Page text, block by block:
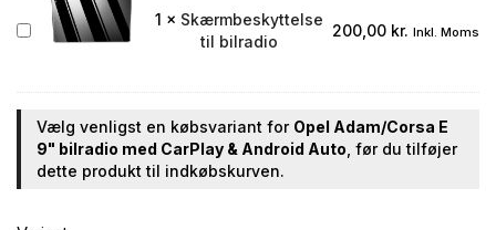
Skærmbeskyttelse
1 × Skærmbeskyttelse
til bilradio
200,00 kr. Inkl. Moms
Vælg venligst en købsvariant for Opel Adam/Corsa E
9" bilradio med CarPlay & Android Auto , før du tilføjer
dette produkt til indkøbskurven.